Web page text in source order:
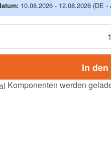
10.08.2026 - 12.08.2026 (DE -
In
Komponenten werden